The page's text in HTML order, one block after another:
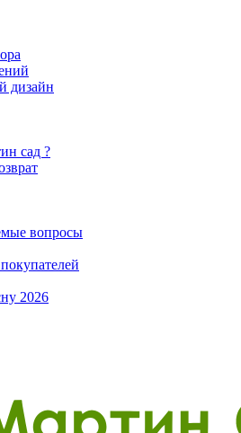
дизайн
сад ?
вопросы
2026